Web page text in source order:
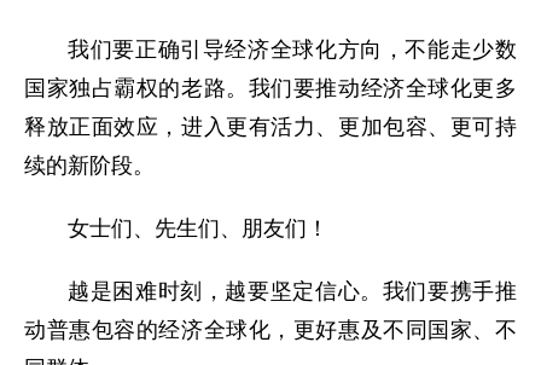
我们要正确引导经济全球化方向，不能走少数
国家独占霸权的老路。我们要推动经济全球化更多
释放正面效应，进入更有活力、更加包容、更可持
续的新阶段。
女士们、先生们、朋友们！
越是困难时刻，越要坚定信心。我们要携手推
动普惠包容的经济全球化，更好惠及不同国家、不